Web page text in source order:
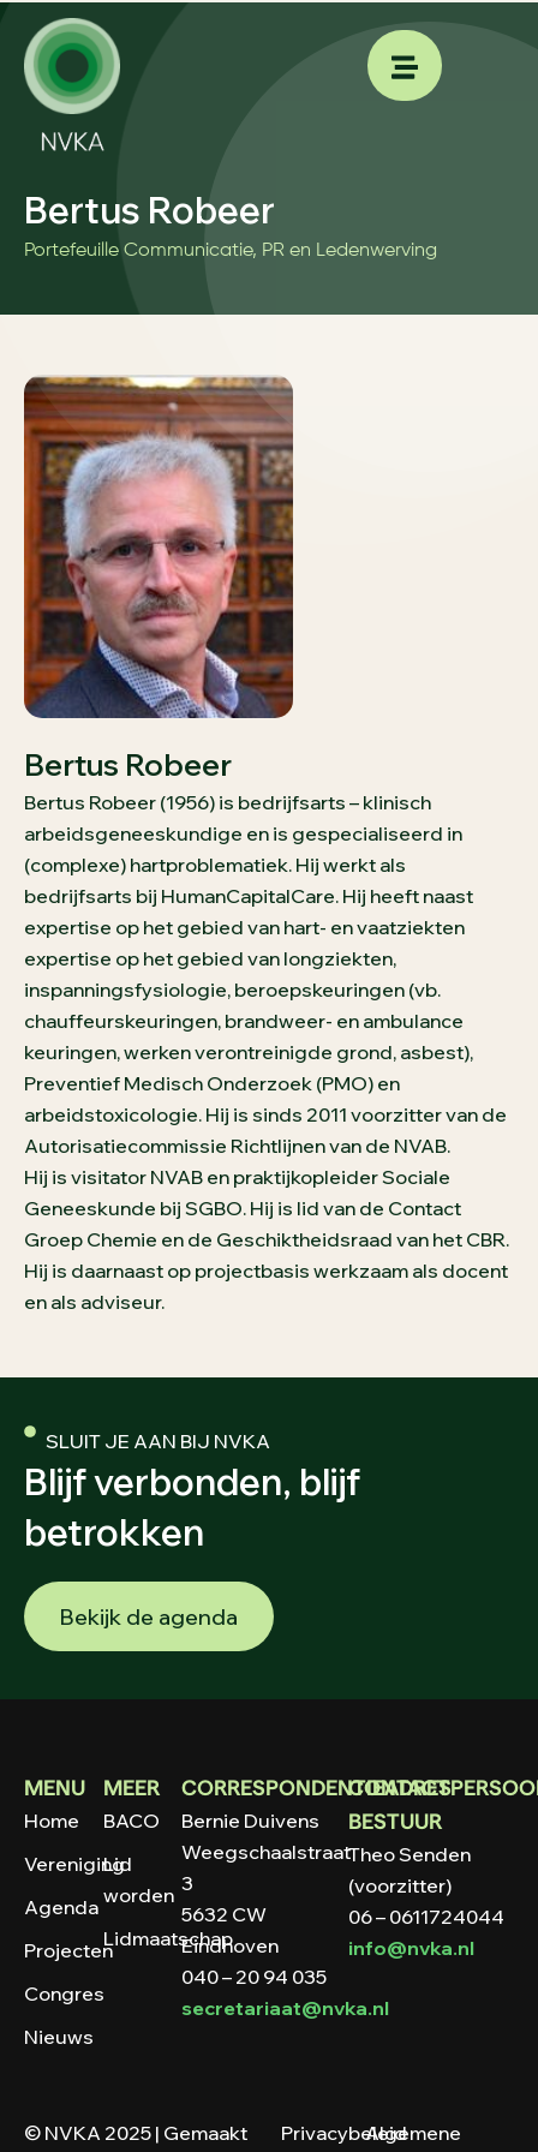
Bertus Robeer
Portefeuille Communicatie, PR en Ledenwerving
Bertus Robeer
Bertus Robeer (1956) is bedrijfsarts – klinisch
arbeidsgeneeskundige en is gespecialiseerd in
(complexe) hartproblematiek. Hij werkt als
bedrijfsarts bij HumanCapitalCare. Hij heeft naast
expertise op het gebied van hart- en vaatziekten
expertise op het gebied van longziekten,
inspanningsfysiologie, beroepskeuringen (vb.
chauffeurskeuringen, brandweer- en ambulance
keuringen, werken verontreinigde grond, asbest),
Preventief Medisch Onderzoek (PMO) en
arbeidstoxicologie. Hij is sinds 2011 voorzitter van de
Autorisatiecommissie Richtlijnen van de NVAB.
Hij is visitator NVAB en praktijkopleider Sociale
Geneeskunde bij SGBO. Hij is lid van de Contact
Groep Chemie en de Geschiktheidsraad van het CBR.
Hij is daarnaast op projectbasis werkzaam als docent
en als adviseur.
SLUIT JE AAN BIJ NVKA
Blijf verbonden, blijf
betrokken
Bekijk de agenda
MENU
Home
Vereniging
Agenda
Projecten
Congres
Nieuws
MEER
BACO
Lid
worden
Lidmaatschap
CORRESPONDENTIEADRES
Bernie Duivens
Weegschaalstraat
3
5632 CW
Eindhoven
040 – 20 94 035
secretariaat@nvka.nl
BESTUUR
Theo Senden
(voorzitter)
06 – 0611724044
info@nvka.nl
© NVKA 2025 | Gemaakt PrivacybeleidAlgemene